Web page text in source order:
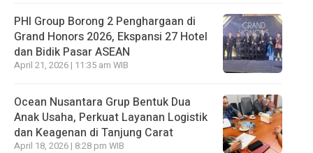
PHI Group Borong 2 Penghargaan di
Grand Honors 2026, Ekspansi 27 Hotel
dan Bidik Pasar ASEAN
April 21, 2026 | 11:35 am WIB
Ocean Nusantara Grup Bentuk Dua
Anak Usaha, Perkuat Layanan Logistik
dan Keagenan di Tanjung Carat
April 18, 2026 | 8:28 pm WIB